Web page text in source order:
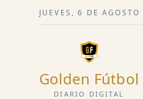
JUEVES, 6 DE
Golden Fútbol
DIARIO DIGITAL